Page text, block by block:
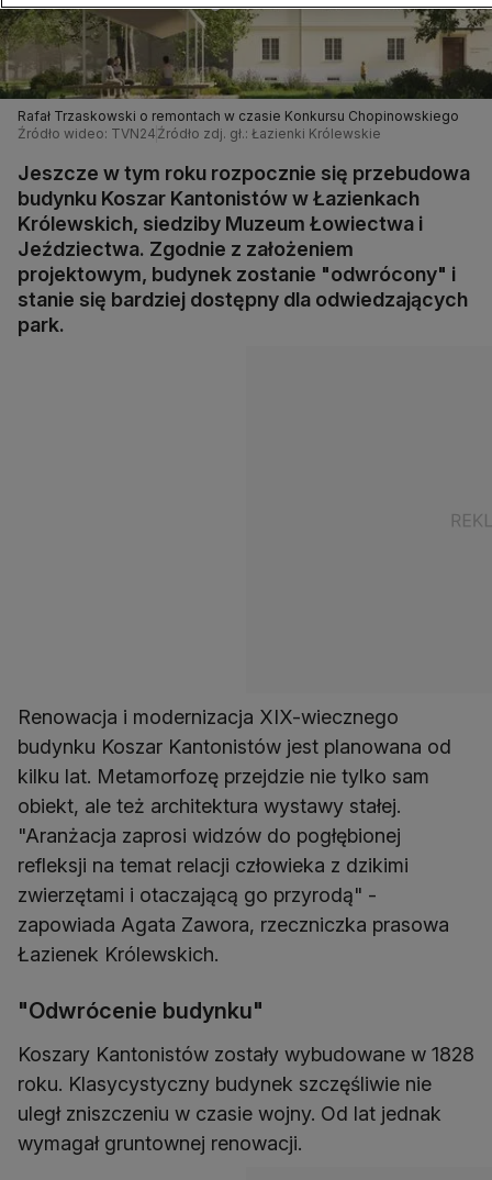
Rafał Trzaskowski o remontach w czasie Konkursu Chopinowskiego
Źródło wideo: TVN24 Źródło zdj. gł.: Łazienki Królewskie
Jeszcze w tym roku rozpocznie się przebudowa
budynku Koszar Kantonistów w Łazienkach
Królewskich, siedziby Muzeum Łowiectwa i
Jeździectwa. Zgodnie z założeniem
projektowym, budynek zostanie "odwrócony" i
stanie się bardziej dostępny dla odwiedzających
park.
Renowacja i modernizacja XIX-wiecznego
budynku Koszar Kantonistów jest planowana od
kilku lat. Metamorfozę przejdzie nie tylko sam
obiekt, ale też architektura wystawy stałej.
"Aranżacja zaprosi widzów do pogłębionej
refleksji na temat relacji człowieka z dzikimi
zwierzętami i otaczającą go przyrodą" -
zapowiada Agata Zawora, rzeczniczka prasowa
Łazienek Królewskich.
"Odwrócenie budynku"
Koszary Kantonistów zostały wybudowane w 1828
roku. Klasycystyczny budynek szczęśliwie nie
uległ zniszczeniu w czasie wojny. Od lat jednak
wymagał gruntownej renowacji.